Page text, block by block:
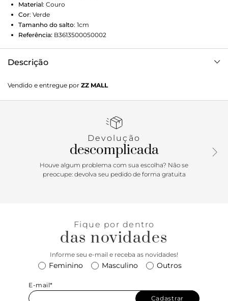
Material: Couro
Cor: Verde
Tamanho do salto: 1cm
Referência: B3613500050002
Descrição
metálicas sobrepostas cria efeito escultural inspirado na
arquitetura dos anos 60 e 70, resultando em um modelo
Vendido e entregue por ZZ MALL
Devolução
descomplicada
Houve algum problema com sua escolha? Não se
preocupe: devolva seu pedido de forma gratuita
Fique por dentro
das novidades
Informe seu e-mail e receba as novidades!
Feminino Masculino Outros
E-mail*
Cadastrar